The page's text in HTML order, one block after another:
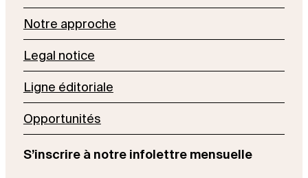
Notre approche
Legal notice
Ligne éditoriale
Opportunités
S’inscrire à notre infolettre mensuelle